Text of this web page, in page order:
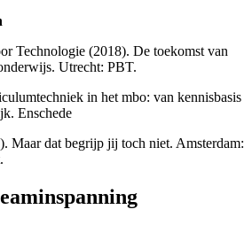
Technologie (2018). De toekomst van
Utrecht: PBT.
in het mbo: van kennisbasis
Enschede
Maar dat begrijp jij toch niet. Amsterdam: